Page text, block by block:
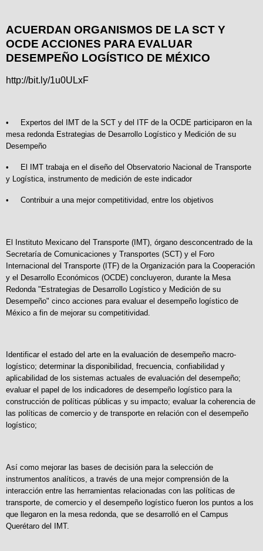
ACUERDAN ORGANISMOS DE LA SCT Y
OCDE ACCIONES PARA EVALUAR
DESEMPEÑO LOGÍSTICO DE MÉXICO
http://bit.ly/1u0ULxF
• Expertos del IMT de la SCT y del ITF de la OCDE participaron en la
mesa redonda Estrategias de Desarrollo Logístico y Medición de su
Desempeño
• El IMT trabaja en el diseño del Observatorio Nacional de Transporte
y Logística, instrumento de medición de este indicador
• Contribuir a una mejor competitividad, entre los objetivos
El Instituto Mexicano del Transporte (IMT), órgano desconcentrado de la
Secretaría de Comunicaciones y Transportes (SCT) y el Foro
Internacional del Transporte (ITF) de la Organización para la Cooperación
y el Desarrollo Económicos (OCDE) concluyeron, durante la Mesa
Redonda "Estrategias de Desarrollo Logístico y Medición de su
Desempeño" cinco acciones para evaluar el desempeño logístico de
México a fin de mejorar su competitividad.
Identificar el estado del arte en la evaluación de desempeño macro-
logístico; determinar la disponibilidad, frecuencia, confiabilidad y
aplicabilidad de los sistemas actuales de evaluación del desempeño;
evaluar el papel de los indicadores de desempeño logístico para la
construcción de políticas públicas y su impacto; evaluar la coherencia de
las políticas de comercio y de transporte en relación con el desempeño
logístico;
Así como mejorar las bases de decisión para la selección de
instrumentos analíticos, a través de una mejor comprensión de la
interacción entre las herramientas relacionadas con las políticas de
transporte, de comercio y el desempeño logístico fueron los puntos a los
que llegaron en la mesa redonda, que se desarrolló en el Campus
Querétaro del IMT.